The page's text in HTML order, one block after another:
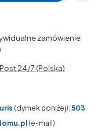
zamówienie
24/7 (Polska)
(dymek poniżej); 503
(e-mail)